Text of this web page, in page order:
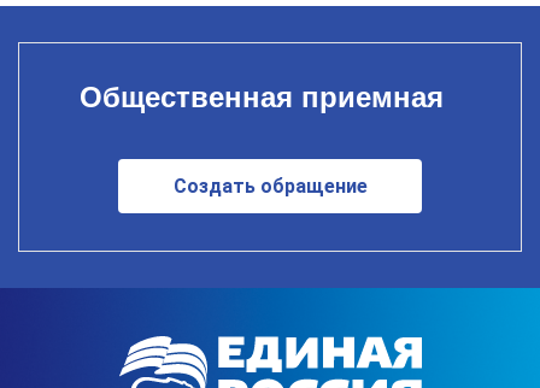
Общественная приемная
Создать обращение